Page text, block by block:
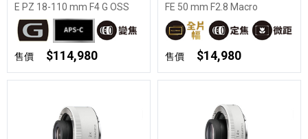
E PZ 18-110 mm F4 G OSS
售價 $114,980
FE 50 mm F2.8 Macro
售價 $14,980